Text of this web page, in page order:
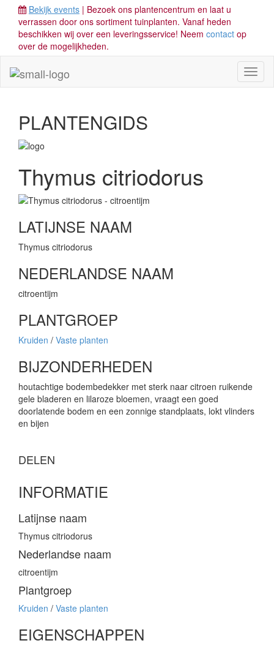
Bekijk events | Bezoek ons plantencentrum en laat u
verrassen door ons sortiment tuinplanten. Vanaf heden
beschikken wij over een leveringsservice! Neem contact op
over de mogelijkheden.
PLANTENGIDS
Thymus citriodorus
LATIJNSE NAAM
Thymus citriodorus
NEDERLANDSE NAAM
citroentijm
PLANTGROEP
Kruiden / Vaste planten
BIJZONDERHEDEN
houtachtige bodembedekker met sterk naar citroen ruikende
gele bladeren en lilaroze bloemen, vraagt een goed
doorlatende bodem en een zonnige standplaats, lokt vlinders
en bijen
DELEN
INFORMATIE
Latijnse naam
Thymus citriodorus
Nederlandse naam
citroentijm
Plantgroep
Kruiden / Vaste planten
EIGENSCHAPPEN